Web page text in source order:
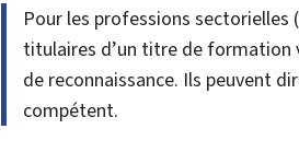
Pour les professions
titulaires d’un titre de formation
de reconnaissance. Ils peuvent
compétent.